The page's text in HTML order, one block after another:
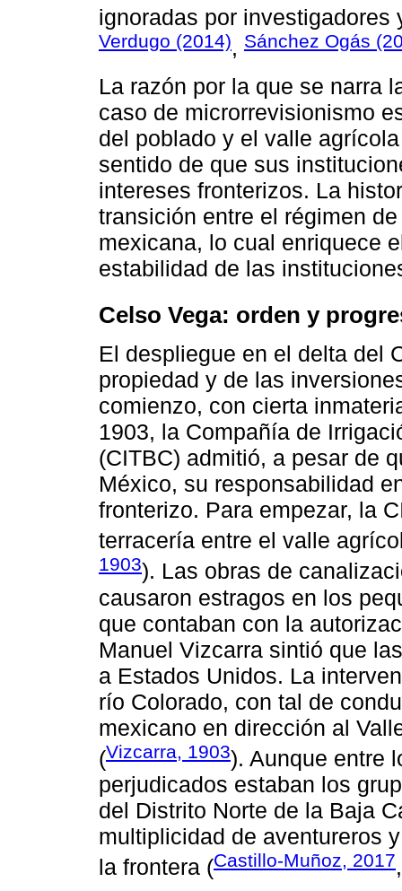
ignoradas por
Verdugo (2014), Sánchez Ogás
La razón por la que se narra
caso de microrrevisionismo
del poblado y el valle
sentido de que sus
intereses fronterizos. La
transición entre el régimen
mexicana, lo cual enriquece
estabilidad de las
Celso Vega: orden y
El despliegue en el delta del
propiedad y de las
comienzo, con cierta
1903, la Compañía de
(CITBC) admitió, a pesar de
México, su responsabilidad
fronterizo. Para empezar, la
terracería entre el valle
1903). Las obras de
causaron estragos en los
que contaban con la
Manuel Vizcarra sintió que
a Estados Unidos. La
río Colorado, con tal de
mexicano en dirección al
(Vizcarra, 1903). Aunque entre
perjudicados estaban los
del Distrito Norte de la Baja
multiplicidad de aventureros
la frontera (Castillo-Muñoz, 2017